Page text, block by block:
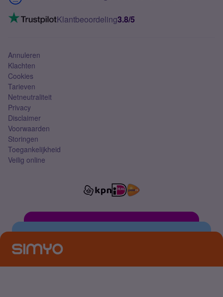
Mobiel internet
Mobiel abonnement
VoLTE 4G bellenKlantbeoordeling3.8/5
Annuleren
Klachten
Cookies
Tarieven
Netneutraliteit
Privacy
Disclaimer
Voorwaarden
Storingen
Toegankelijkheid
Veilig online